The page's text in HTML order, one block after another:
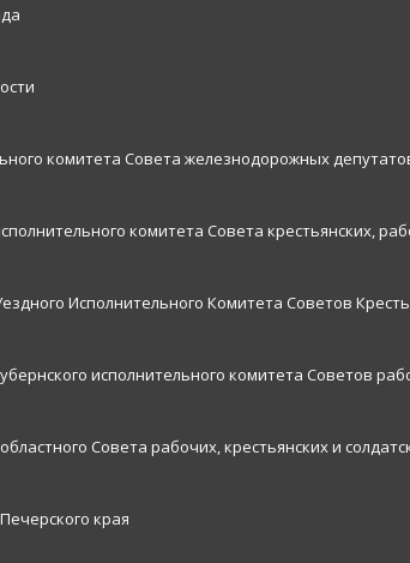
комитета Совета железнодорожных
комитета Совета крестьянских,
Исполнительного Комитета Советов
исполнительного комитета Советов
Совета рабочих, крестьянских и
края